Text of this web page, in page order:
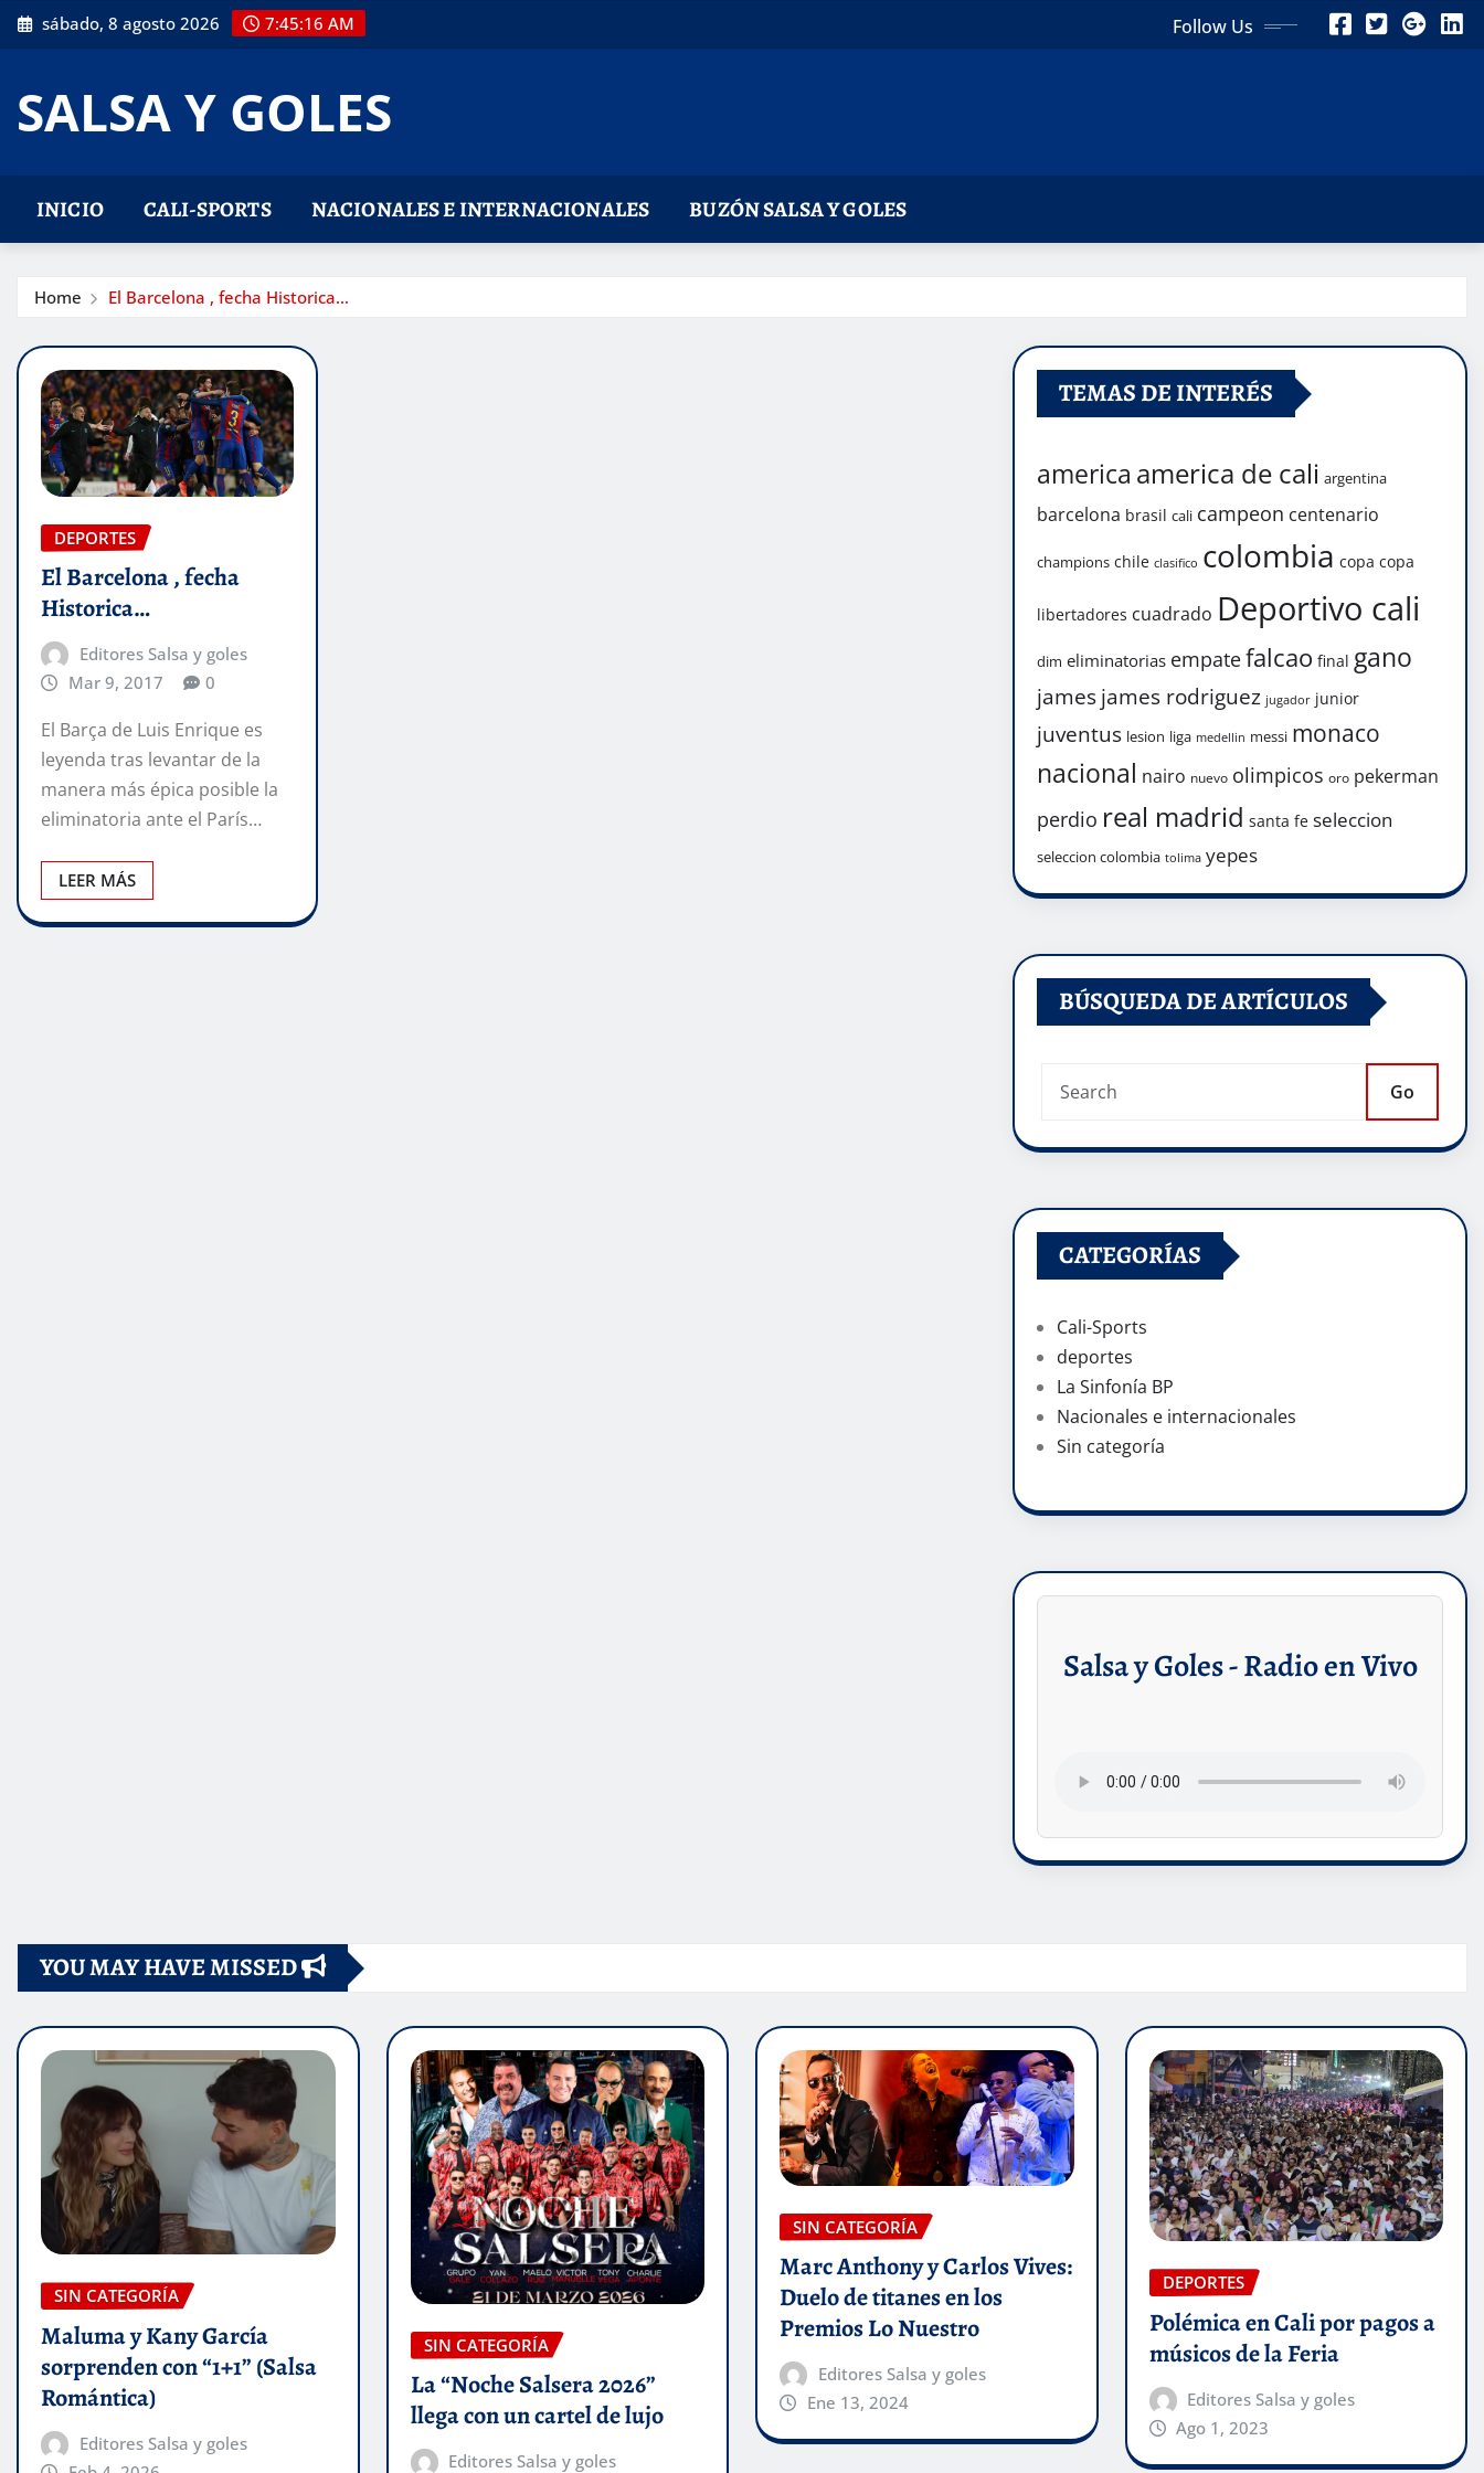
Skip
to
sábado, 8 agosto 2026 7:45:17 AM Follow Us
SALSA Y GOLES
INICIO CALI-SPORTS NACIONALES E INTERNACIONALES BUZÓN SALSA Y GOLES
Home El Barcelona , fecha Historica…
DEPORTES
El Barcelona , fecha
Historica…
Editores Salsa y goles
Mar 9, 2017
0
El Barça de Luis Enrique es
leyenda tras levantar de la
manera más épica posible la
eliminatoria ante el París…
LEER MÁS
TEMAS DE INTERÉS
america america de cali argentina
barcelona brasil cali campeon centenario
champions chile clasifico colombia copa copa
libertadores cuadrado Deportivo cali
dim eliminatorias empatefalcao final gano
james james rodriguez jugador junior
juventus lesion liga medellin messi monaco
nacional nairo nuevo olimpicos oro pekerman
perdio real madrid santa fe seleccion
seleccion colombia tolima yepes
BÚSQUEDA DE ARTÍCULOS
Go
CATEGORÍAS
Cali-Sports
deportes
La Sinfonía BP
Nacionales e internacionales
Sin categoría
Salsa y Goles - Radio en Vivo
YOU MAY HAVE MISSED
SIN CATEGORÍA
Maluma y Kany García
sorprenden con “1+1” (Salsa
Romántica)
Editores Salsa y goles
SIN CATEGORÍA
La “Noche Salsera 2026”
llega con un cartel de lujo
Editores Salsa y goles
SIN CATEGORÍA
Marc Anthony y Carlos Vives:
Duelo de titanes en los
Premios Lo Nuestro
Editores Salsa y goles
Ene 13, 2024
DEPORTES
Polémica en Cali por pagos a
músicos de la Feria
Editores Salsa y goles
Ago 1, 2023